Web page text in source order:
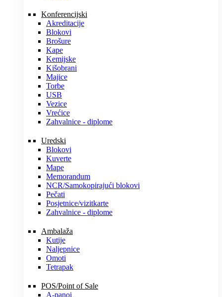
Konferencijski
Akreditacije
Blokovi
Brošure
Kape
Kemijske
Kišobrani
Majice
Torbe
USB
Vezice
Vrećice
Zahvalnice - diplome
Uredski
Blokovi
Kuverte
Mape
Memorandum
NCR/Samokopirajući blokovi
Pečati
Posjetnice/vizitkarte
Zahvalnice - diplome
Ambalaža
Kutije
Naljepnice
Omoti
Tetrapak
POS/Point of Sale
A-panoi